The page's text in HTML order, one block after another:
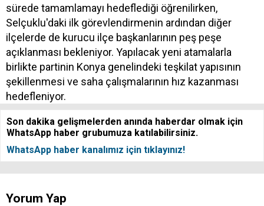
sürede tamamlamayı hedeflediği öğrenilirken,
Selçuklu'daki ilk görevlendirmenin ardından diğer
ilçelerde de kurucu ilçe başkanlarının peş peşe
açıklanması bekleniyor. Yapılacak yeni atamalarla
birlikte partinin Konya genelindeki teşkilat yapısının
şekillenmesi ve saha çalışmalarının hız kazanması
hedefleniyor.
Son dakika gelişmelerden anında haberdar olmak için
WhatsApp haber grubumuza katılabilirsiniz.
WhatsApp haber kanalımız için tıklayınız!
Yorum Yap